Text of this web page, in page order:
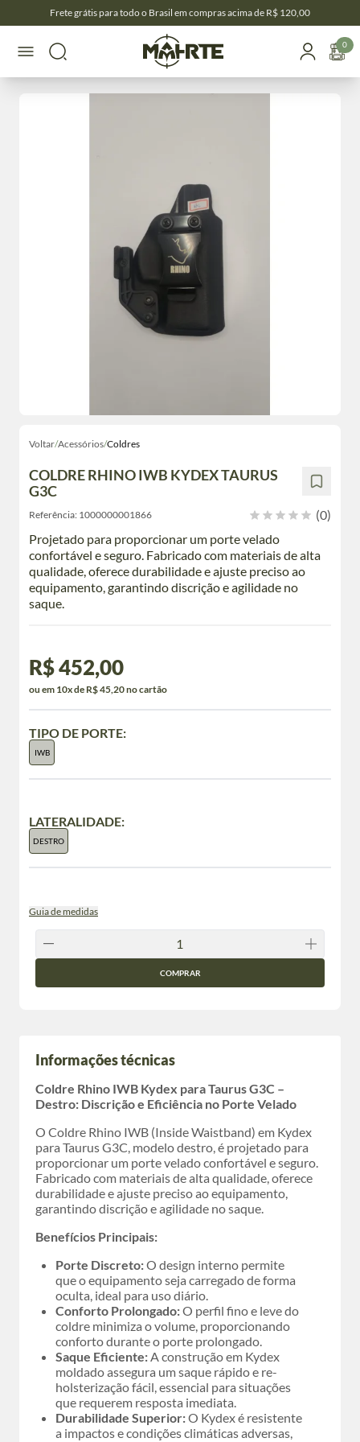
Frete grátis para todo o Brasil em compras acima de R$ 120,00
0
Voltar/Acessórios/Coldres
COLDRE RHINO IWB KYDEX TAURUS
G3C
Referência: 1000000001866
(0)
Projetado para proporcionar um porte velado
confortável e seguro. Fabricado com materiais de alta
qualidade, oferece durabilidade e ajuste preciso ao
equipamento, garantindo discrição e agilidade no
saque.
R$ 452,00
ou em 10x de R$ 45,20 no cartão
TIPO DE PORTE:
IWB
LATERALIDADE:
DESTRO
Guia de medidas
COMPRAR
Informações técnicas
Coldre Rhino IWB Kydex para Taurus G3C –
Destro: Discrição e Eficiência no Porte Velado
O Coldre Rhino IWB (Inside Waistband) em Kydex
para Taurus G3C, modelo destro, é projetado para
proporcionar um porte velado confortável e seguro.
Fabricado com materiais de alta qualidade, oferece
durabilidade e ajuste preciso ao equipamento,
garantindo discrição e agilidade no saque.
Benefícios Principais:
Porte Discreto:O design interno permite
que o equipamento seja carregado de forma
oculta, ideal para uso diário.
Conforto Prolongado:O perfil fino e leve do
coldre minimiza o volume, proporcionando
conforto durante o porte prolongado.
Saque Eficiente:A construção em Kydex
moldado assegura um saque rápido e re-
holsterização fácil, essencial para situações
que requerem resposta imediata.
Durabilidade Superior:O Kydex é resistente
a impactos e condições climáticas adversas,